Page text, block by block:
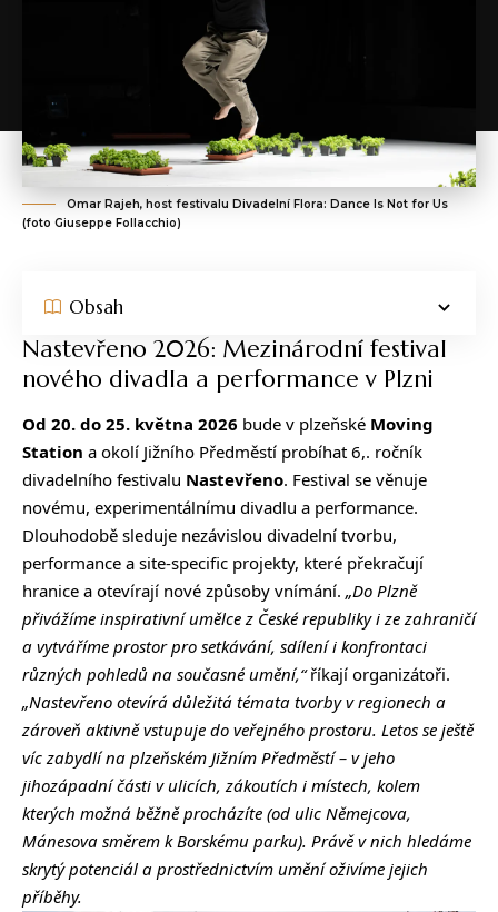
Omar Rajeh, host festivalu Divadelní Flora: Dance Is Not for Us
(foto Giuseppe Follacchio)
Obsah
Nastevřeno 2026: Mezinárodní festival
nového divadla a performance v Plzni
Od 20. do 25. května 2026 bude v plzeňské Moving
Station a okolí Jižního Předměstí probíhat 6,. ročník
divadelního festivalu Nastevřeno. Festival se věnuje
novému, experimentálnímu divadlu a performance.
Dlouhodobě sleduje nezávislou divadelní tvorbu,
performance a site-specific projekty, které překračují
hranice a otevírají nové způsoby vnímání. „Do Plzně
přivážíme inspirativní umělce z České republiky i ze zahraničí
a vytváříme prostor pro setkávání, sdílení i konfrontaci
různých pohledů na současné umění,“říkají organizátoři.
„Nastevřeno otevírá důležitá témata tvorby v regionech a
zároveň aktivně vstupuje do veřejného prostoru. Letos se ještě
víc zabydlí na plzeňském Jižním Předměstí – v jeho
jihozápadní části v ulicích, zákoutích i místech, kolem
kterých možná běžně procházíte (od ulic Němejcova,
Mánesova směrem k Borskému parku). Právě v nich hledáme
skrytý potenciál a prostřednictvím umění oživíme jejich
příběhy.